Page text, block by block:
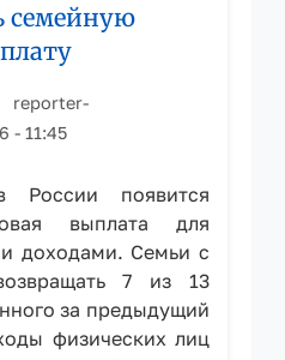
семейную
reporter-
- 11:45
появится
выплата для
доходами. Семьи с
7 из 13
за предыдущий
физических лиц